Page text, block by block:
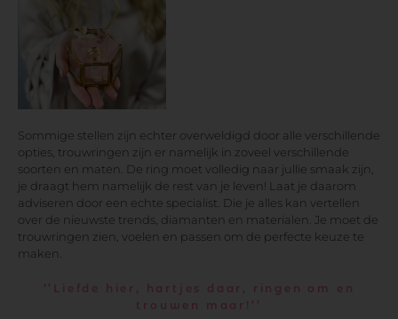
Sommige stellen zijn echter overweldigd door alle verschillende
opties, trouwringen zijn er namelijk in zoveel verschillende
soorten en maten. De ring moet volledig naar jullie smaak zijn,
je draagt hem namelijk de rest van je leven! Laat je daarom
adviseren door een echte specialist. Die je alles kan vertellen
over de nieuwste trends, diamanten en materialen. Je moet de
trouwringen zien, voelen en passen om de perfecte keuze te
maken.
‘’Liefde hier, hartjes daar, ringen om en
trouwen maar!’’